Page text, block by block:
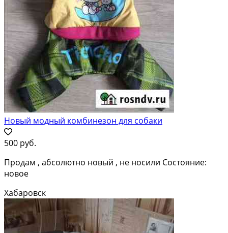
Новый модный комбинезон для собаки
500 руб.
Продам , абсолютно новый , не носили Состояние:
новое
Хабаровск